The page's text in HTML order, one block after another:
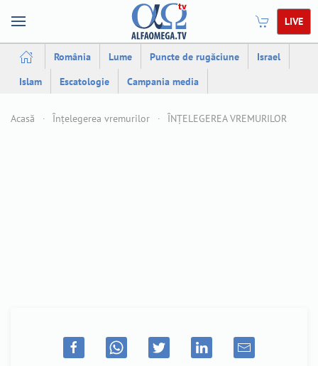
LIVE
România Lume Puncte de rugăciune
Israel
Islam
Escatologie Campania media
Acasă Înțelegerea vremurilor ÎNȚELEGEREA VREMURILOR